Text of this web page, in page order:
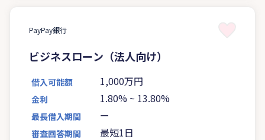
PayPay銀行
ビジネスローン（法人向け）
借入可能額 1,000万円
金利 1.80% ~ 13.80%
最長借入期間 ー
審査回答期間 最短1日